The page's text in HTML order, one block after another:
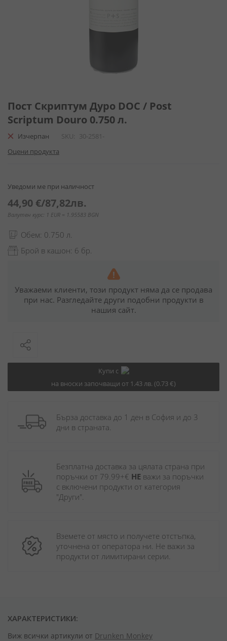
към
началото
на
галерия
снимки
Пост Скриптум Дуро DOC / Post
Scriptum Douro 0.750 л.
Изчерпан SKU
30-2581-
Оцени продукта
Уведоми ме при наличност
44,90 €/87,82лв.
Валутен курс: 1 EUR = 1.95583 BGN
Обем: 0.750 л.
Брой в кашон: 6 бр.
Уважаеми клиенти, този продукт няма да се продава
при нас. Разгледайте други подобни продукти в
нашия сайт.
Купи с
на вноски започващи от 1.43 лв. (0.73 €)
Бърза доставка до 1 ден в София и до 3
дни в страната.
Безплатна доставка за цялата страна при
поръчки от 79.99+€ НЕ важи за поръчки
с включени продукти от категория
"Други".
Вземете от място и получете отстъпка,
уточнена от оператора ни. Не важи за
продукти от лимитирани серии.
ХАРАКТЕРИСТИКИ:
Виж всички артикули от Drunken Monkey